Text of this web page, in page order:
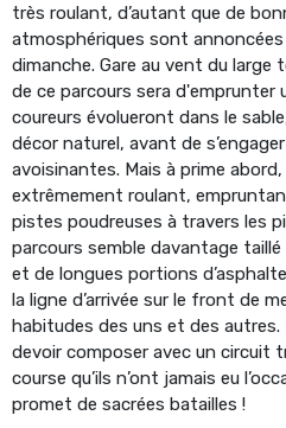
très roulant, d’autant que de
atmosphériques sont
dimanche. Gare au vent du
de ce parcours sera d'emprunter
coureurs évolueront dans le
décor naturel, avant de
avoisinantes. Mais à prime abord,
extrêmement roulant,
pistes poudreuses à travers les
parcours semble davantage
et de longues portions
la ligne d’arrivée sur le front de
habitudes des uns et des
devoir composer avec un circuit
course qu’ils n’ont jamais eu
promet de sacrées batailles !